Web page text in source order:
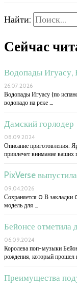
Найти:
Сейчас
Водопады Игуасу,
26.07.2026
Водопады Игуасу (по
водопадо на реке …
Дамский горлодер
08.09.2024
Описание приготовления:
привлечет внимание ваших
PixVerse
09.04.2026
Сохраняется 0 В
модель для …
Бейонсе отметила
06.09.2024
Королева поп-музыки
рождения, который прошел
Преимущества